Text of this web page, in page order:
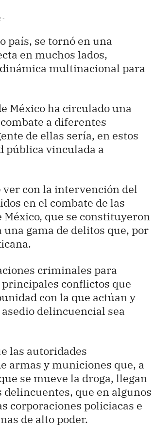
-
país, se tornó en una
en muchos lados,
multinacional para
México ha circulado una
a diferentes
de ellas sería, en estos
pública vinculada a
con la intervención del
en el combate de las
que se constituyeron
gama de delitos que, por
criminales para
conflictos que
con la que actúan y
delincuencial sea
las autoridades
armas y municiones que, a
se mueve la droga, llegan
que en algunos
corporaciones policiacas e
de alto poder.